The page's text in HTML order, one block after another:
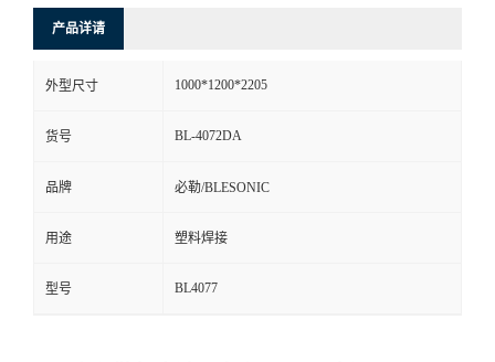
产品详请
外型尺寸 1000*1200*2205
货号 BL-4072DA
品牌 必勒/BLESONIC
用途 塑料焊接
型号 BL4077